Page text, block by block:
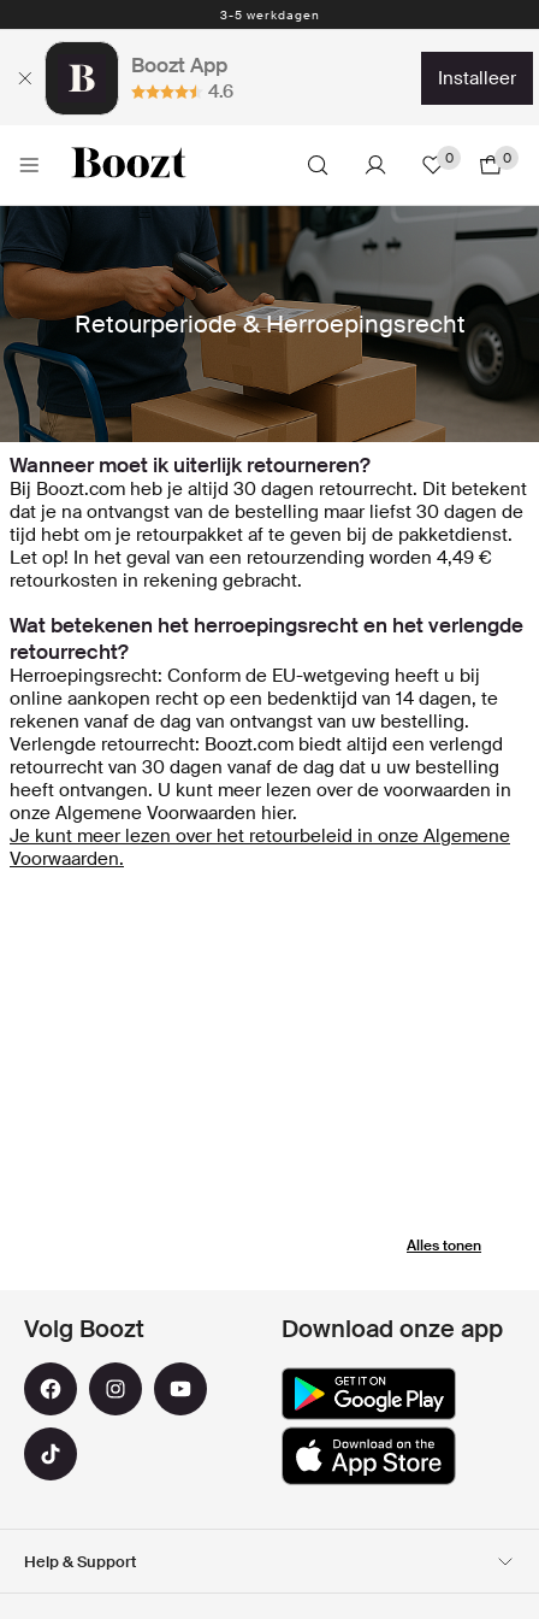
3-5 werkdagen
Boozt App
4.6
installeer
0 0
Retourperiode & Herroepingsrecht
Wanneer moet ik uiterlijk retourneren?
Bij Boozt.com heb je altijd 30 dagen retourrecht. Dit betekent
dat je na ontvangst van de bestelling maar liefst 30 dagen de
tijd hebt om je retourpakket af te geven bij de pakketdienst.
Let op! In het geval van een retourzending worden 4,49 €
retourkosten in rekening gebracht.
Wat betekenen het herroepingsrecht en het verlengde
retourrecht?
Herroepingsrecht: Conform de EU-wetgeving heeft u bij
online aankopen recht op een bedenktijd van 14 dagen, te
rekenen vanaf de dag van ontvangst van uw bestelling.
Verlengde retourrecht: Boozt.com biedt altijd een verlengd
retourrecht van 30 dagen vanaf de dag dat u uw bestelling
heeft ontvangen. U kunt meer lezen over de voorwaarden in
onze Algemene Voorwaarden hier.
Je kunt meer lezen over het retourbeleid in onze Algemene
Voorwaarden.
Alles tonen
Help & Support
Volg Boozt Download onze app